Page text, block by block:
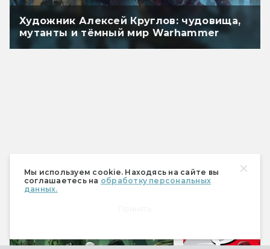
Мы используем cookie. Находясь на сайте вы
соглашаетесь на обработку персональных
данных.
Художник Алексей Круглов: чудовища,
мутанты и тёмный мир Warhammer
Спецпроекты